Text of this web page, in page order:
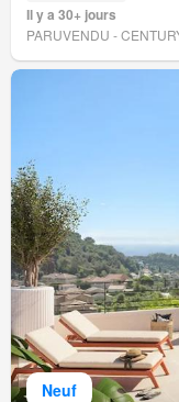
Il y a 30+ jours
PARUVENDU -
Neuf